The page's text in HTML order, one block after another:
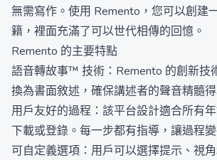
無需寫作。使用 Remento，您可以創建
籍，裡面充滿了可以世代相傳的回憶。
Remento 的主要特點
語音轉故事™ 技術：Remento 的創新技
換為書面敘述，確保講述者的聲音精髓得
用戶友好的過程：該平台設計適合所有
下載或登錄。每一步都有指導，讓過程變
可自定義選項：用戶可以選擇提示、視